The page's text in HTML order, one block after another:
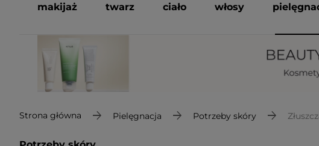
makijaż twarz ciało włosy
Strona główna Pielęgnacja Potrzeby skóry